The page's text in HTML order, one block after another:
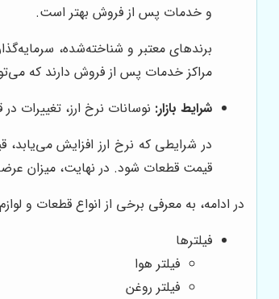
و خدمات پس از فروش بهتر است.
برندهای معتبر و شناخته‌شده،
مراکز خدمات پس از فروش دارند که
شرایط بازار: نوسانات نرخ ارز، تغییرات
در شرایطی که نرخ ارز افزایش
قیمت قطعات شود. در نهایت، میزان
در ادامه، به معرفی برخی از انواع قطعات و
فیلترها
فیلتر هوا
فیلتر روغن